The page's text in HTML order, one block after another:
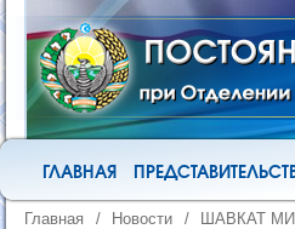
ГЛАВНАЯ
Главная / Новости / ШАВКАТ